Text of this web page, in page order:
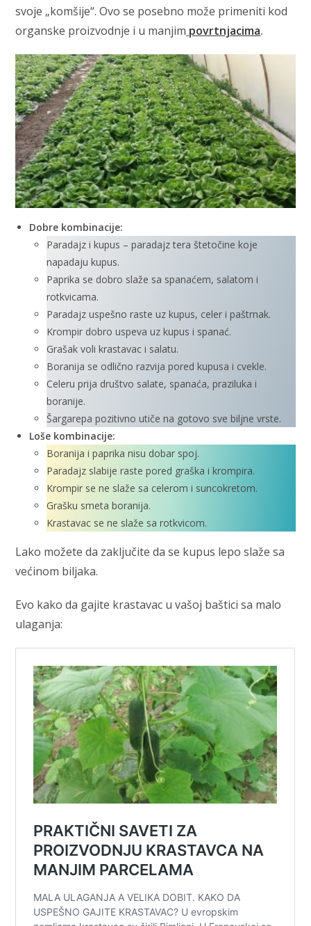
svoje „komšije“. Ovo se posebno može primeniti kod
organske proizvodnje i u manjim povrtnjacima.
Dobre kombinacije:
Paradajz i kupus – paradajz tera štetočine koje
napadaju kupus.
Paprika se dobro slaže sa spanaćem, salatom i
rotkvicama.
Paradajz uspešno raste uz kupus, celer i paštrnak.
Krompir dobro uspeva uz kupus i spanać.
Grašak voli krastavac i salatu.
Boranija se odlično razvija pored kupusa i cvekle.
Celeru prija društvo salate, spanaća, praziluka i
boranije.
Šargarepa pozitivno utiče na gotovo sve biljne vrste.
Loše kombinacije:
Boranija i paprika nisu dobar spoj.
Paradajz slabije raste pored graška i krompira.
Krompir se ne slaže sa celerom i suncokretom.
Grašku smeta boranija.
Krastavac se ne slaže sa rotkvicom.
Lako možete da zaključite da se kupus lepo slaže sa
većinom biljaka.
Evo kako da gajite krastavac u vašoj baštici sa malo
ulaganja: